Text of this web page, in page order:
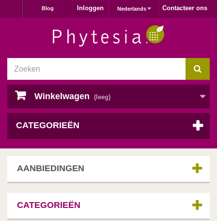
Contacteer ons
Nederlands
Inloggen
Blog
Winkelwagen (leeg)
CATEGORIEËN
AANBIEDINGEN
CATEGORIEËN